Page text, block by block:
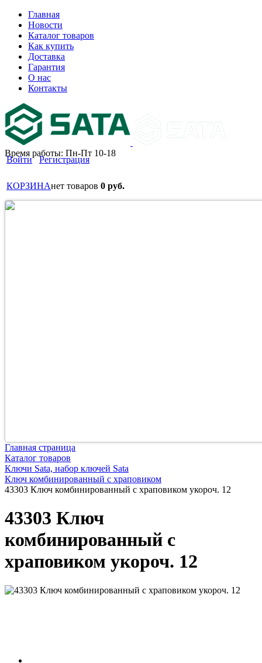
Главная
Новости
Каталог товаров
Как купить
Доставка
Гарантия
О нас
Контакты
Время работы: Пн-Пт 10-18
Войти Регистрация
КОРЗИНАнет товаров 0 руб.
Главная страница
Каталог товаров
Ключи Sata, набор ключей Sata
Ключ комбинированный с храповиком
43303 Ключ комбинированный с храповиком укороч. 12
43303 Ключ
комбинированный с
храповиком укороч. 12